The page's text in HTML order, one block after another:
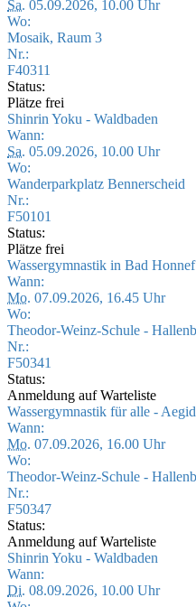
Sa. 05.09.2026, 10.00 Uhr
Wo:
Mosaik, Raum 3
Nr.:
F40311
Status:
Plätze frei
Shinrin Yoku - Waldbaden
Wann:
Sa. 05.09.2026, 10.00 Uhr
Wo:
Wanderparkplatz Bennerscheid
Nr.:
F50101
Status:
Plätze frei
Wassergymnastik in Bad Honnef
Wann:
Mo. 07.09.2026, 16.45 Uhr
Wo:
Theodor-Weinz-Schule -
Nr.:
F50341
Status:
Anmeldung auf Warteliste
Wassergymnastik für alle -
Wann:
Mo. 07.09.2026, 16.00 Uhr
Wo:
Theodor-Weinz-Schule -
Nr.:
F50347
Status:
Anmeldung auf Warteliste
Shinrin Yoku - Waldbaden
Wann:
Di. 08.09.2026, 10.00 Uhr